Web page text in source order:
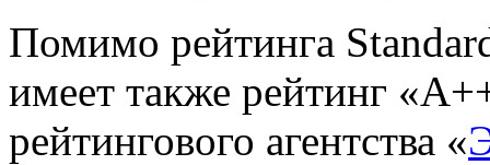
Помимо рейтинга
имеет также рейтинг
рейтингового агентства «